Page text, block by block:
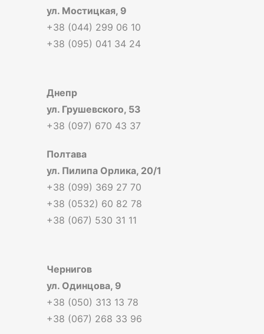
ул. Мостицкая, 9
+38 (044) 299 06 10
+38 (095) 041 34 24
Днепр
ул. Грушевского, 53
+38 (097) 670 43 37
Полтава
ул. Пилипа Орлика, 20/1
+38 (099) 369 27 70
+38 (0532) 60 82 78
+38 (067) 530 31 11
Чернигов
ул. Одинцова, 9
+38 (050) 313 13 78
+38 (067) 268 33 96